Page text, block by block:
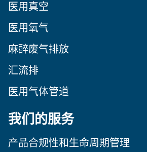
医用真空
医用氧气
麻醉废气排放
汇流排
医用气体管道
我们的服务
产品合规性和生命周期管理